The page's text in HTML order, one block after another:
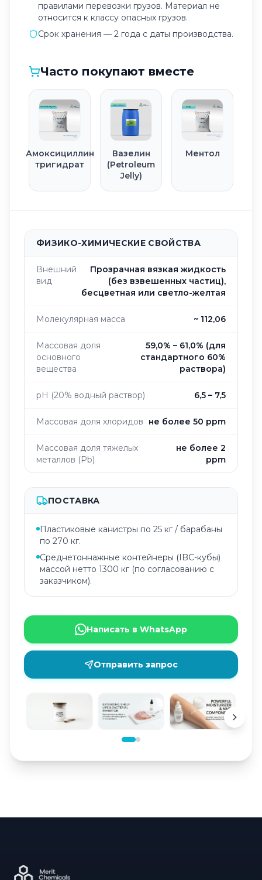
правилами перевозки грузов. Материал не
относится к классу опасных грузов.
Срок хранения — 2 года с даты производства.
Часто покупают вместе
Амоксициллин
тригидрат
Вазелин
(Petroleum
Jelly)
Ментол
ФИЗИКО-ХИМИЧЕСКИЕ СВОЙСТВА
Внешний
вид
Прозрачная вязкая жидкость
(без взвешенных частиц),
бесцветная или светло-желтая
Молекулярная масса ~ 112,06
Массовая доля
основного
вещества
59,0% – 61,0% (для
стандартного 60%
раствора)
pH (20% водный раствор) 6,5 – 7,5
Массовая доля хлоридов не более 50 ppm
Массовая доля тяжелых
металлов (Pb)
не более 2
ppm
ПОСТАВКА
Пластиковые канистры по 25 кг / барабаны
по 270 кг.
Среднетоннажные контейнеры (IBC-кубы)
массой нетто 1300 кг (по согласованию с
заказчиком).
Написать в WhatsApp
Отправить запрос